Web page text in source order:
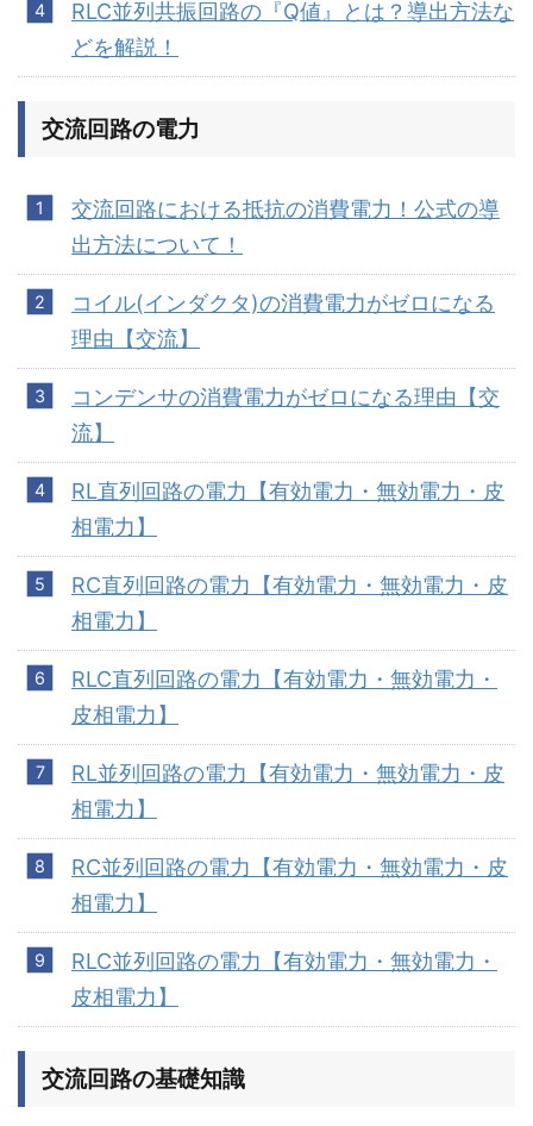
RLC並列共振回路の『Q値』とは？導出方法な
どを解説！
交流回路の電力
交流回路における抵抗の消費電力！公式の導
出方法について！
コイル(インダクタ)の消費電力がゼロになる
理由【交流】
コンデンサの消費電力がゼロになる理由【交
流】
RL直列回路の電力【有効電力・無効電力・皮
相電力】
RC直列回路の電力【有効電力・無効電力・皮
相電力】
RLC直列回路の電力【有効電力・無効電力・
皮相電力】
RL並列回路の電力【有効電力・無効電力・皮
相電力】
RC並列回路の電力【有効電力・無効電力・皮
相電力】
RLC並列回路の電力【有効電力・無効電力・
皮相電力】
交流回路の基礎知識